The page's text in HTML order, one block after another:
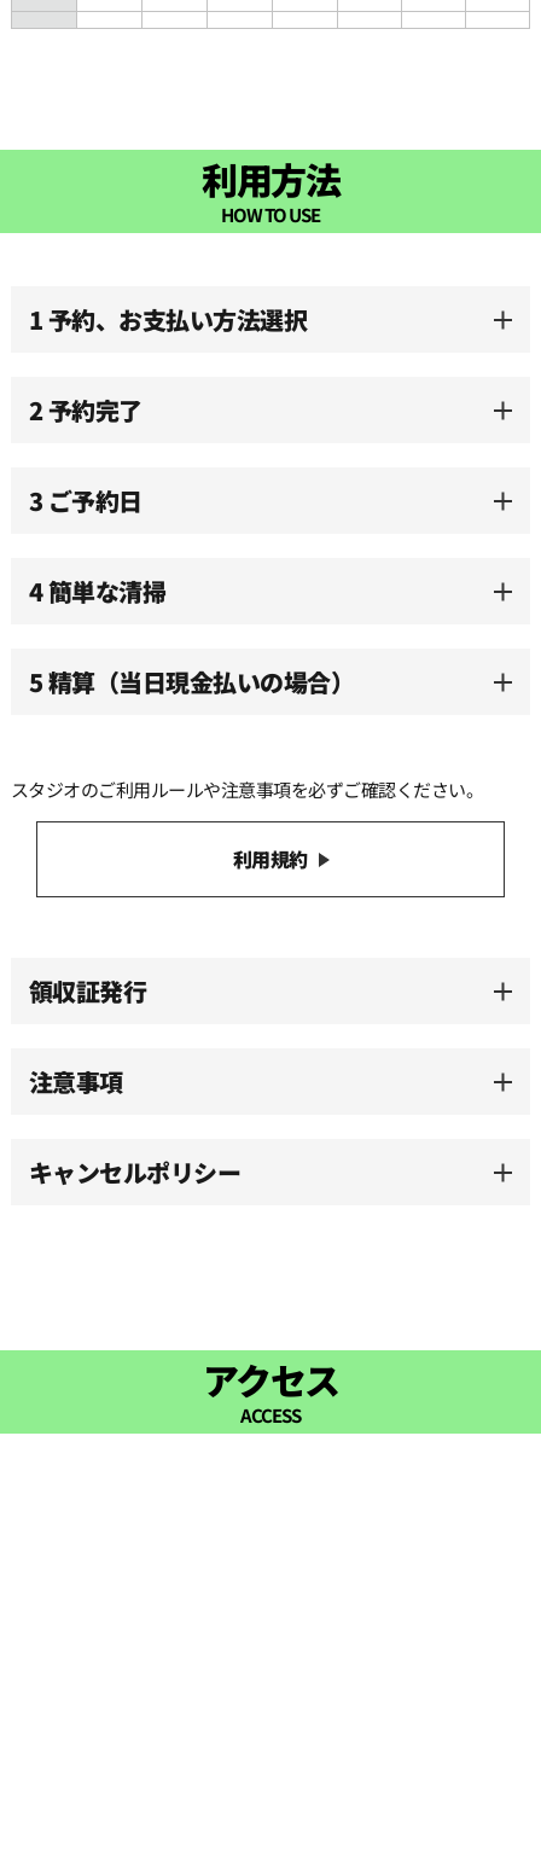
11:00
11:30
12:00
16:00
利用方法
HOW TO USE
1 予約、お支払い方法選択
2 予約完了
3 ご予約日
4 簡単な清掃
5 精算（当日現金払いの場合）
スタジオのご利用ルールや注意事項を必ずご確認ください。
利用規約
領収証発行
注意事項
キャンセルポリシー
アクセス
ACCESS